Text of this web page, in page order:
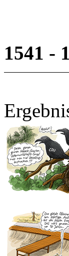
1541 -